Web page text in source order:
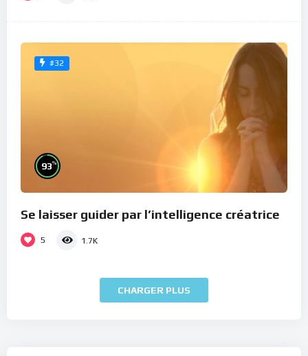
#32
93%
Se laisser guider par l’intelligence créatrice
5 1.7K
CHARGER PLUS